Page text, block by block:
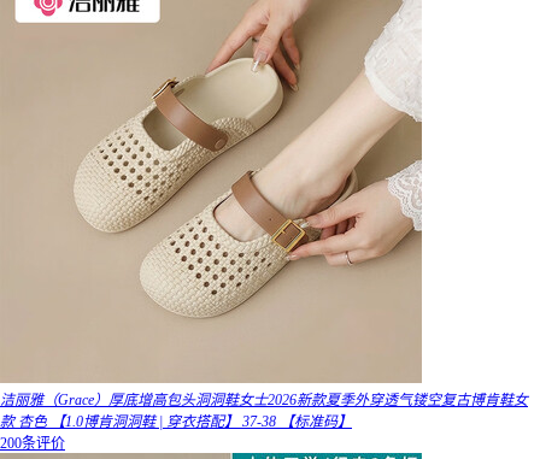
洁丽雅（Grace）厚底增高包头洞洞鞋女士2026新款夏季外穿透气镂空复古博肯鞋女
款 杏色 【1.0博肯洞洞鞋 | 穿衣搭配】 37-38 【标准码】
200条评价